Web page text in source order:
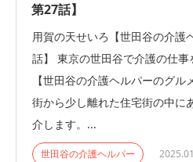
第27話】
用賀の天せいろ【世田谷の介護
話】 東京の世田谷で介護の仕事
【世田谷の介護ヘルパーのグ
街から少し離れた住宅街の中に
介します。...
世田谷の介護ヘルパー